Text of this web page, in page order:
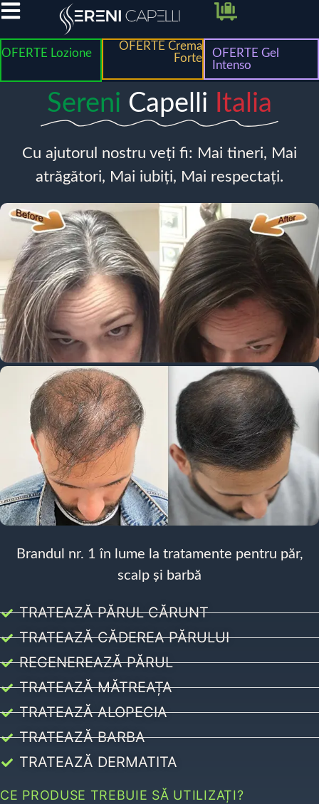
OFERTE Lozione
OFERTE Crema
Forte
OFERTE Gel
Intenso
Sereni Capelli Italia
Cu ajutorul nostru veți fi: Mai tineri, Mai
atrăgători, Mai iubiți, Mai respectați.
Brandul nr. 1 în lume la tratamente pentru păr,
scalp și barbă
TRATEAZĂ PĂRUL CĂRUNT
TRATEAZĂ CĂDEREA PĂRULUI
REGENEREAZĂ PĂRUL
TRATEAZĂ MĂTREAȚA
TRATEAZĂ ALOPECIA
TRATEAZĂ BARBA
TRATEAZĂ DERMATITA
CE PRODUSE TREBUIE SĂ UTILIZAȚI?